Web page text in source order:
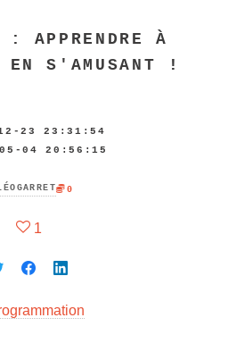
: APPRENDRE À
EN S'AMUSANT !
23 23:31:54
04 20:56:15
0
1